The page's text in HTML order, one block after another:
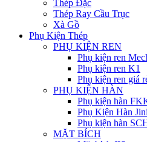
Thép Đặc
Thép Ray Cầu Trục
Xà Gồ
Phụ Kiện Thép
PHỤ KIỆN REN
Phụ kiện ren
Phụ kiện ren K1
Phụ kiện ren giá
PHỤ KIỆN HÀN
Phụ kiện hàn
Phụ Kiện Hàn
Phụ kiện hàn
MẶT BÍCH